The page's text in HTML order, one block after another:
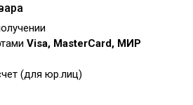
Visa, MasterCard, МИР
(для юр.лиц)